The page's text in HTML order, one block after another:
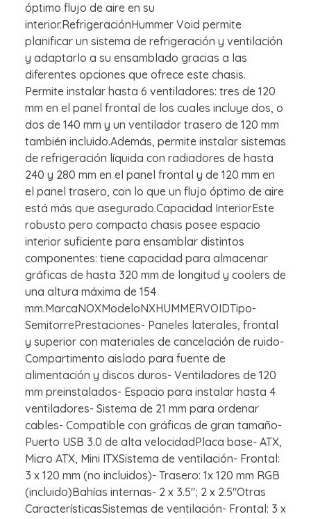
óptimo flujo de aire en su
interior.RefrigeraciónHummer Void permite
planificar un sistema de refrigeración y ventilación
y adaptarlo a su ensamblado gracias a las
diferentes opciones que ofrece este chasis.
Permite instalar hasta 6 ventiladores: tres de 120
mm en el panel frontal de los cuales incluye dos, o
dos de 140 mm y un ventilador trasero de 120 mm
también incluido.Además, permite instalar sistemas
de refrigeración líquida con radiadores de hasta
240 y 280 mm en el panel frontal y de 120 mm en
el panel trasero, con lo que un flujo óptimo de aire
está más que asegurado.Capacidad InteriorEste
robusto pero compacto chasis posee espacio
interior suficiente para ensamblar distintos
componentes: tiene capacidad para almacenar
gráficas de hasta 320 mm de longitud y coolers de
una altura máxima de 154
mm.MarcaNOXModeloNXHUMMERVOIDTipo-
SemitorrePrestaciones- Paneles laterales, frontal
y superior con materiales de cancelación de ruido-
Compartimento aislado para fuente de
alimentación y discos duros- Ventiladores de 120
mm preinstalados- Espacio para instalar hasta 4
ventiladores- Sistema de 21 mm para ordenar
cables- Compatible con gráficas de gran tamaño-
Puerto USB 3.0 de alta velocidadPlaca base- ATX,
Micro ATX, Mini ITXSistema de ventilación- Frontal:
3 x 120 mm (no incluidos)- Trasero: 1x 120 mm RGB
(incluido)Bahías internas- 2 x 3.5"; 2 x 2.5"Otras
CaracterísticasSistemas de ventilación- Frontal: 3 x